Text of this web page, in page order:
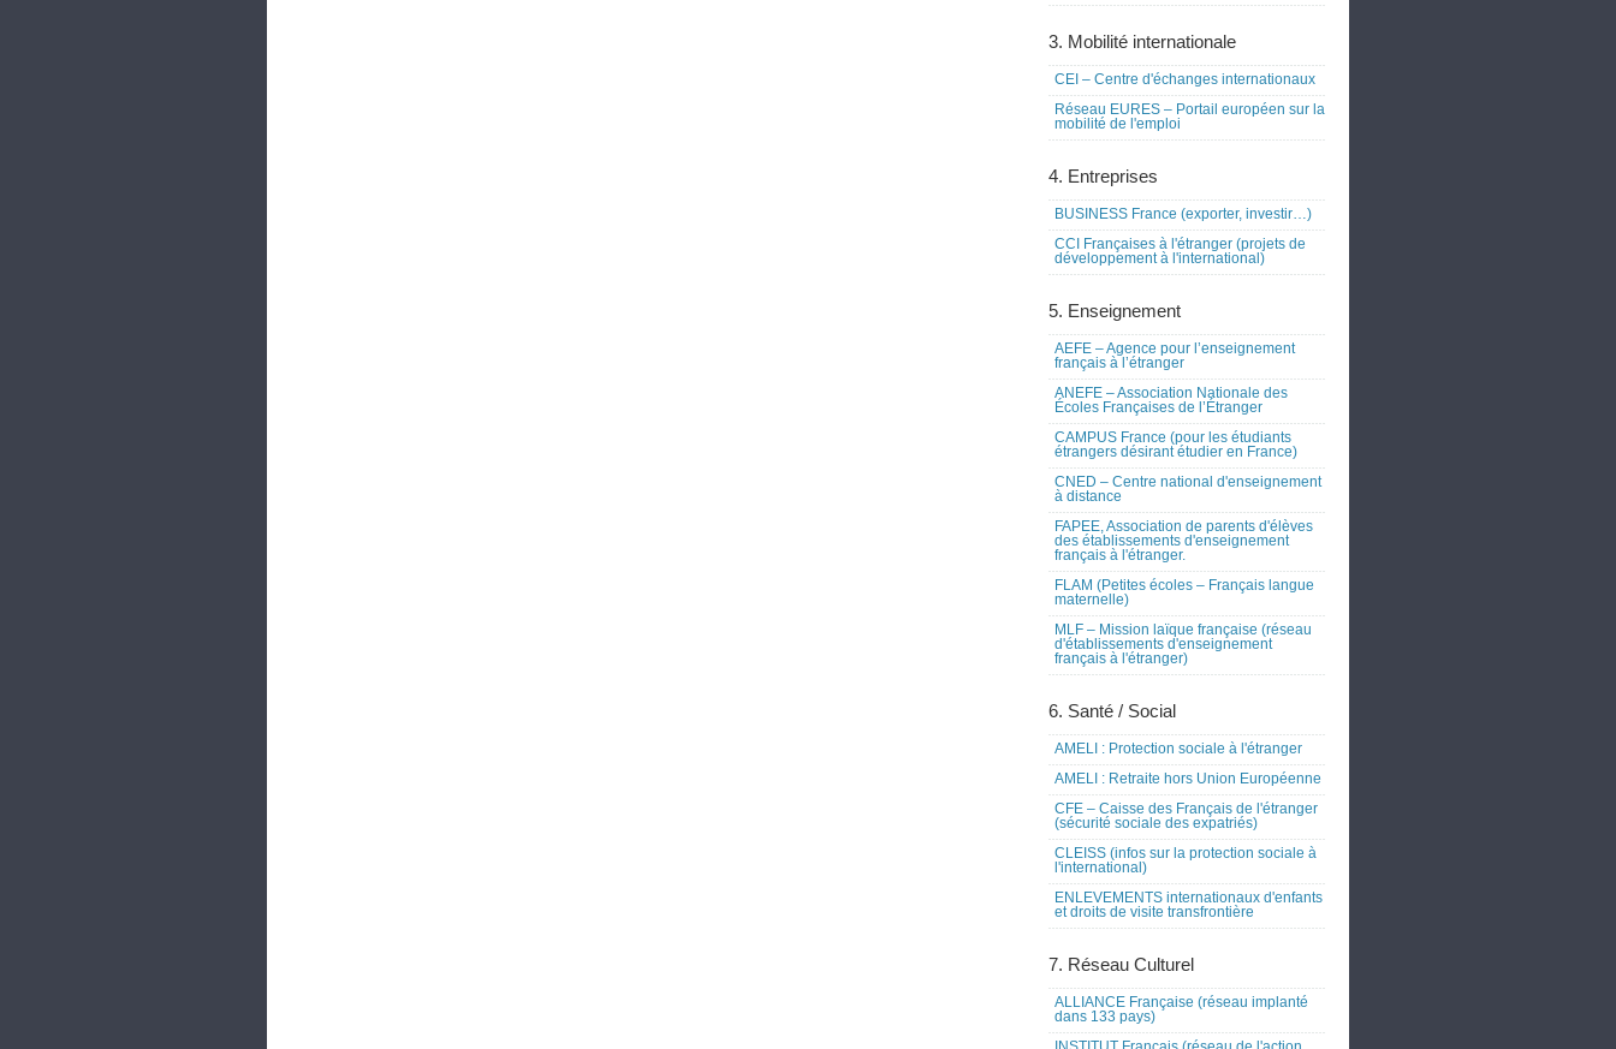
3. Mobilité internationale
CEI – Centre d'échanges internationaux
Réseau EURES – Portail européen sur la
mobilité de l'emploi
4. Entreprises
BUSINESS France (exporter, investir…)
CCI Françaises à l'étranger (projets de
développement à l'international)
5. Enseignement
AEFE – Agence pour l’enseignement
français à l’étranger
ANEFE – Association Nationale des
Écoles Françaises de l’Étranger
CAMPUS France (pour les étudiants
étrangers désirant étudier en France)
CNED – Centre national d'enseignement
à distance
FAPEE, Association de parents d'élèves
des établissements d'enseignement
français à l'étranger.
FLAM (Petites écoles – Français langue
maternelle)
MLF – Mission laïque française (réseau
d'établissements d'enseignement
français à l'étranger)
6. Santé / Social
AMELI : Protection sociale à l'étranger
AMELI : Retraite hors Union Européenne
CFE – Caisse des Français de l'étranger
(sécurité sociale des expatriés)
CLEISS (infos sur la protection sociale à
l'international)
ENLEVEMENTS internationaux d'enfants
et droits de visite transfrontière
7. Réseau Culturel
ALLIANCE Française (réseau implanté
dans 133 pays)